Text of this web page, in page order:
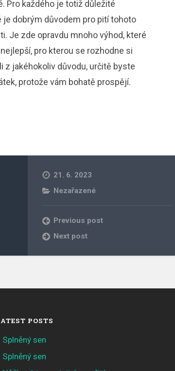
Pro každého je totiž důležité
je dobrým důvodem pro pití tohoto
Je zde opravdu mnoho výhod, které
pro kterou se rozhodne si
jakéhokoliv důvodu, určitě byste
protože vám bohatě prospějí.
21. 6. 2023
Nezařazené
Previous post
Next post
POSTS
Splněný sen
Splněný sen